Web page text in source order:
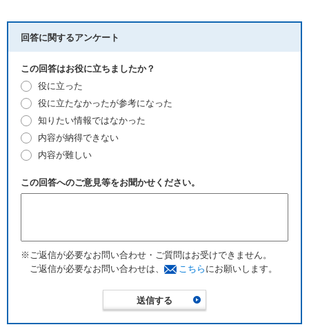
回答に関するアンケート
この回答はお役に立ちましたか？
役に立った
役に立たなかったが参考になった
知りたい情報ではなかった
内容が納得できない
内容が難しい
この回答へのご意見等をお聞かせください。
※ご返信が必要なお問い合わせ・ご質問はお受けできません。
ご返信が必要なお問い合わせは、
こちら にお願いします。